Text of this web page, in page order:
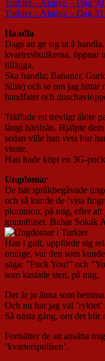
Turkiet – Alanya – Dag
Turkiet – Alanya – Dag
Handla
Dags att ge sig ut å
kvartersbutikerna, öppnar
tillägga.
Ska handla; Bananer,
Sihir) och se om jag hittar
handfatet och
Träffade ett trevligt äldre
långt härifrån. Hjälpte
sedan ville han veta hur
visste.
Han hade köpt en 3G-
Ungdomar
De här språkbegåvade
och så kunde de ’visa
plommon, på mig, efter att
grannhuset. Bahar Sokak
Han i gult, uppförde sig
orange, var den som
säga: ”Fuck You!” och
som kastade sten, på mig.
Det är ju änna som hemma.
Och nu har jag väl
Så nästa gång, om det
Fortsätter de att ansätta
’kvarterspolisen’.